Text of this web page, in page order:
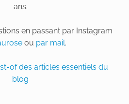
ans.
en passant par Instagram
ou par mail.
of des articles essentiels du
blog